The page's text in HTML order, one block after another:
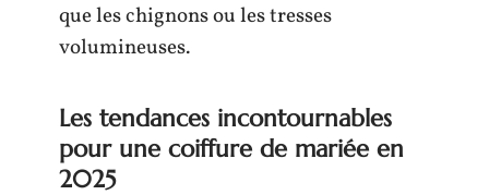
que les chignons ou les tresses
volumineuses.
Les tendances incontournables
pour une coiffure de mariée en
2025